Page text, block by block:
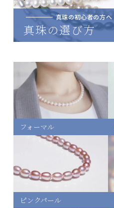
7号
169,100円(内税)
8号
169,100円(内税)
9号
真珠の初心者の方へ
真珠の選び方
フォーマル
ピンクパール